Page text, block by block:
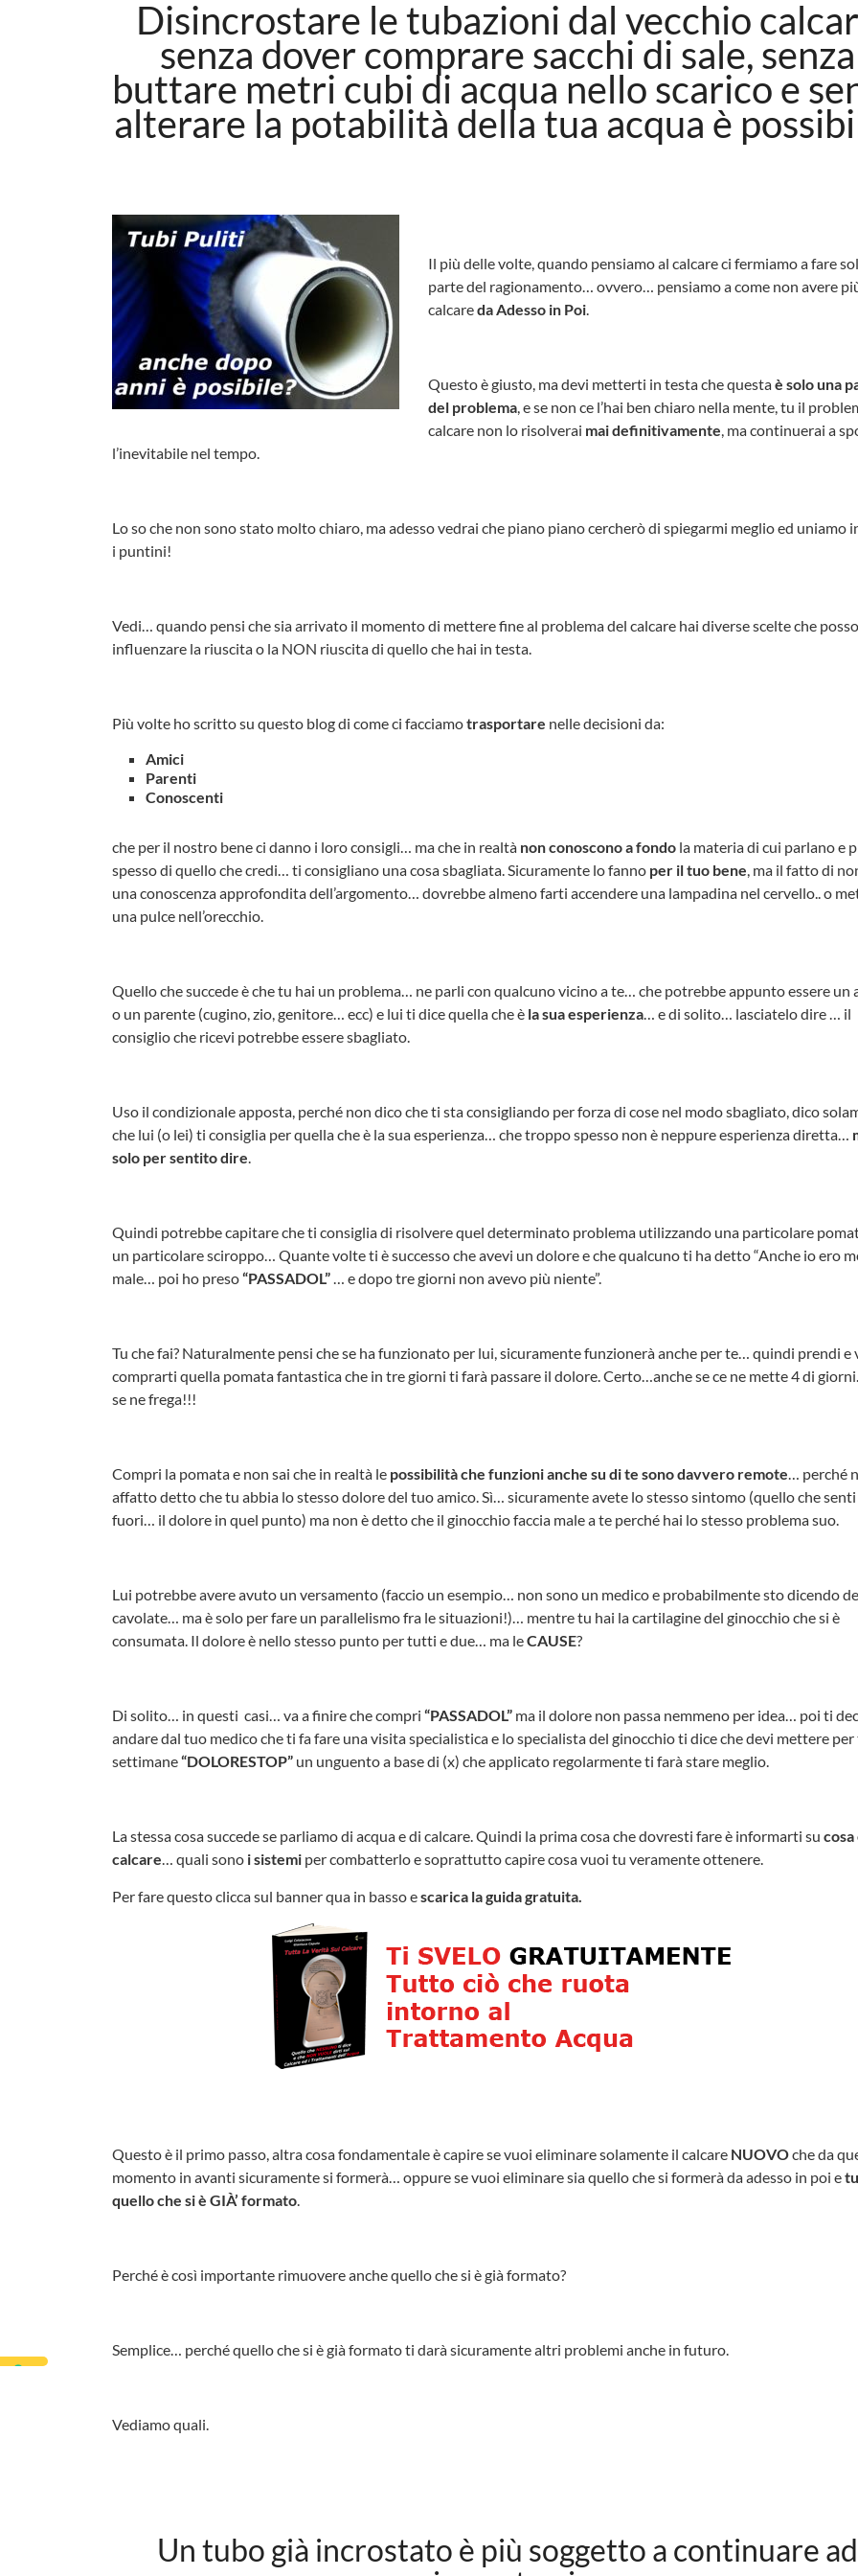
Disincrostare le tubazioni dal vecchio
senza dover comprare sacchi di sale, senza
buttare metri cubi di acqua nello scarico e
alterare la potabilità della tua acqua è
Il più delle volte, quando pensiamo al calcare ci fermiamo a fare
parte del ragionamento… ovvero… pensiamo a come non avere
calcareda Adesso in Poi.
Questo è giusto, ma devi metterti in testa che questaè solo una
del problema, e se non ce l’hai ben chiaro nella mente, tu il
calcare non lo risolverai mai definitivamente, ma continuerai a
l’inevitabile nel tempo.
Lo so che non sono stato molto chiaro, ma adesso vedrai che piano piano cercherò di spiegarmi meglio ed uniamo
i puntini!
Vedi… quando pensi che sia arrivato il momento di mettere fine al problema del calcare hai diverse scelte che
influenzare la riuscita o la NON riuscita di quello che hai in testa.
Più volte ho scritto su questo blog di come ci facciamotrasportare nelle decisioni da:
Amici
Parenti
Conoscenti
che per il nostro bene ci danno i loro consigli… ma che in realtà non conoscono a fondo la materia di cui parlano e
spesso di quello che credi… ti consigliano una cosa sbagliata. Sicuramente lo fanno per il tuo bene, ma il fatto di
una conoscenza approfondita dell’argomento… dovrebbe almeno farti accendere una lampadina nel cervello.. o
una pulce nell’orecchio.
Quello che succede è che tu hai un problema… ne parli con qualcuno vicino a te… che potrebbe appunto essere un
o un parente (cugino, zio, genitore… ecc) e lui ti dice quella che è la sua esperienza… e di solito… lasciatelo dire … il
consiglio che ricevi potrebbe essere sbagliato.
Uso il condizionale apposta, perché non dico che ti sta consigliando per forza di cose nel modo sbagliato, dico
che lui (o lei) ti consiglia per quella che è la sua esperienza… che troppo spesso non è neppure esperienza diretta…
solo per sentito dire.
Quindi potrebbe capitare che ti consiglia di risolvere quel determinato problema utilizzando una particolare
un particolare sciroppo… Quante volte ti è successo che avevi un dolore e che qualcuno ti ha detto “Anche io ero
male… poi ho preso“PASSADOL”… e dopo tre giorni non avevo più niente”.
Tu che fai? Naturalmente pensi che se ha funzionato per lui, sicuramente funzionerà anche per te… quindi prendi e
comprarti quella pomata fantastica che in tre giorni ti farà passare il dolore. Certo…anche se ce ne mette 4 di
se ne frega!!!
Compri la pomata e non sai che in realtà le possibilità che funzioni anche su di te sono davvero remote… perché
affatto detto che tu abbia lo stesso dolore del tuo amico. Sì… sicuramente avete lo stesso sintomo (quello che senti
fuori… il dolore in quel punto) ma non è detto che il ginocchio faccia male a te perché hai lo stesso problema suo.
Lui potrebbe avere avuto un versamento (faccio un esempio… non sono un medico e probabilmente sto dicendo
cavolate… ma è solo per fare un parallelismo fra le situazioni!)… mentre tu hai la cartilagine del ginocchio che si è
consumata. Il dolore è nello stesso punto per tutti e due… ma leCAUSE?
Di solito… in questi casi… va a finire che compri “PASSADOL” ma il dolore non passa nemmeno per idea… poi ti
andare dal tuo medico che ti fa fare una visita specialistica e lo specialista del ginocchio ti dice che devi mettere
settimane“DOLORESTOP” un unguento a base di (x) che applicato regolarmente ti farà stare meglio.
La stessa cosa succede se parliamo di acqua e di calcare. Quindi la prima cosa che dovresti fare è informarti su cosa
calcare… quali sono i sistemi per combatterlo e soprattutto capire cosa vuoi tu veramente ottenere.
Per fare questo clicca sul banner qua in basso escarica la guida gratuita.
Questo è il primo passo, altra cosa fondamentale è capire se vuoi eliminare solamente il calcare NUOVOche da
momento in avanti sicuramente si formerà… oppure se vuoi eliminare sia quello che si formerà da adesso in poi e
quello che si è GIÀ’ formato.
Perché è così importante rimuovere anche quello che si è già formato?
Semplice… perché quello che si è già formato ti darà sicuramente altri problemi anche in futuro.
Vediamo quali.
Un tubo già incrostato è più soggetto a continuare ad